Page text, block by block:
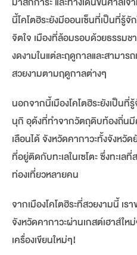
นี้โคโตฮิระยังมีออนเซ็นที่เป็นที่รู้
จิตใจ เมืองที่ล้อมรอบด้วยธรร
งดงามในแต่ละฤดูกาลและสาม
สวยงามตามฤดูกาลต่างๆ
นอกจากนี้เมืองโคโตฮิระยังเป็นที่
นุกิ อุด้งที่ทำจากวัตถุดิบท้องถิ่น
เลือนได้ จังหวัดคากาวะทั้งจังหวัด
ที่อยู่ติดกับทะเลในเซโตะ ซึ่งทะเ
ท่องเที่ยวหลายคน
จากเมืองโคโตฮิระที่สวยงามนี้ เร
จังหวัดคากาวะผ่านเกสต์เฮาส์ให
เครื่องเขียนใหม่ๆ!